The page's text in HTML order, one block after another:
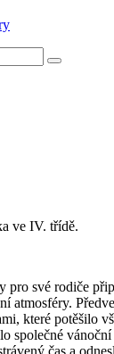
Search
ve IV. třídě.
pro své rodiče
atmosféry.
které potěšilo
společné
čas a